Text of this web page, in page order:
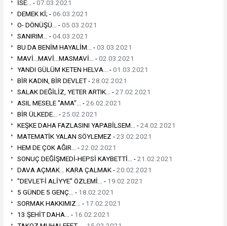
İSE... -07.03.2021
DEMEK Kİ; -06.03.2021
O- DÖNÜŞÜ... -05.03.2021
SANIRIM... -04.03.2021
BU DA BENİM HAYALİM... -03.03.2021
MAVİ...MAVİ...MASMAVİ... -02.03.2021
YANDI GÜLÜM KETEN HELVA... -01.03.2021
BİR KADIN, BİR DEVLET -28.02.2021
SALAK DEĞİLİZ, YETER ARTIK... -27.02.2021
ASIL MESELE "AMA"... -26.02.2021
BİR ÜLKEDE... -25.02.2021
KEŞKE DAHA FAZLASINI YAPABİLSEM... -24.02.2021
MATEMATİK YALAN SÖYLEMEZ -23.02.2021
HEM DE ÇOK AĞIR... -22.02.2021
SONUÇ DEĞİŞMEDİ-HEPSİ KAYBETTİ... -21.02.2021
DAVA AÇMAK... KARA ÇALMAK -20.02.2021
"DEVLET-İ ALİYYE" ÖZLEMİ... - 19.02.2021
5 GÜNDE 5 GENÇ... - 18.02.2021
SORMAK HAKKIMIZ... - 17.02.2021
13 ŞEHİT DAHA... - 16.02.2021